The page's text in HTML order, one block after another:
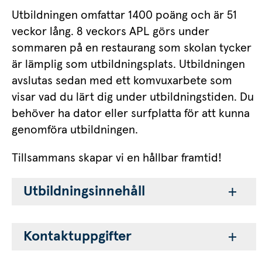
Utbildningen omfattar 1400 poäng och är 51
veckor lång. 8 veckors APL görs under
sommaren på en restaurang som skolan tycker
är lämplig som utbildningsplats. Utbildningen
avslutas sedan med ett komvuxarbete som
visar vad du lärt dig under utbildningstiden. Du
behöver ha dator eller surfplatta för att kunna
genomföra utbildningen.
Tillsammans skapar vi en hållbar framtid!
Utbildningsinnehåll
Kontaktuppgifter